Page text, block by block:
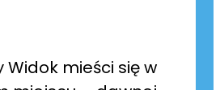
Widok mieści się w